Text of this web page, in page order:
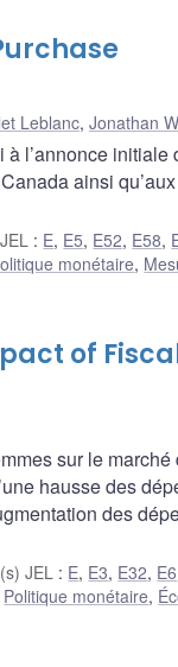
Leblanc, Jonathan
l’annonce initiale
ainsi qu’aux
: E, E5, E52, E58,
monétaire,
of
sur le marché
hausse des
des
JEL : E, E3, E32, E6
Politique monétaire,